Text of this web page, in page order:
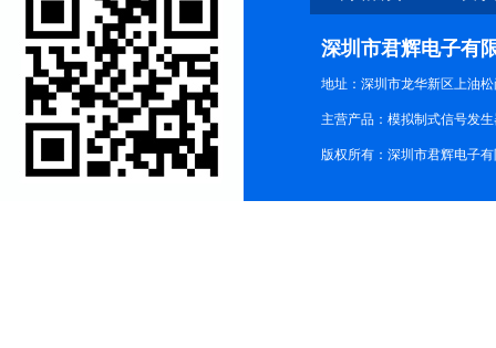
深圳市君辉电子有
地址：深圳市龙华新区上油松
主营产品：模拟制式信号发
版权所有：深圳市君辉电子